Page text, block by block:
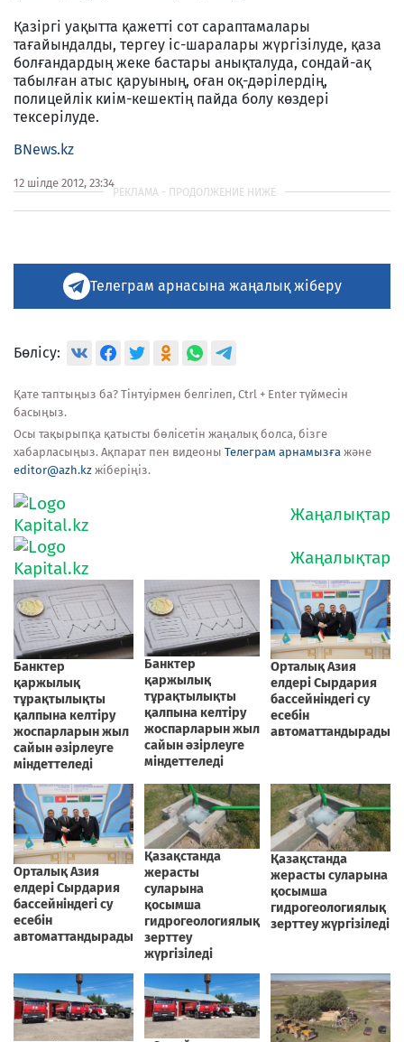
Қазіргі уақытта қажетті сот сараптамалары
тағайындалды, тергеу іс-шаралары жүргізілуде, қаза
болғандардың жеке бастары анықталуда, сондай-ақ
табылған атыс қаруының, оған оқ-дәрілердің,
полицейлік киім-кешектің пайда болу көздері
тексерілуде.
BNews.kz
12 шілде 2012, 23:34
Телеграм арнасына жаңалық жіберу
Бөлісу:
Қате таптыңыз ба? Тінтуірмен белгілеп, Ctrl + Enter түймесін
басыңыз.
Осы тақырыпқа қатысты бөлісетін жаңалық болса, бізге
хабарласыңыз. Ақпарат пен видеоны Телеграм арнамызға және
editor@azh.kz жіберіңіз.